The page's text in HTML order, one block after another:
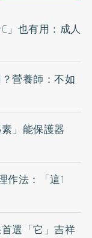
」也有用：成人
營養師：不如
」能保護器
作法：「這1
選「它」吉祥